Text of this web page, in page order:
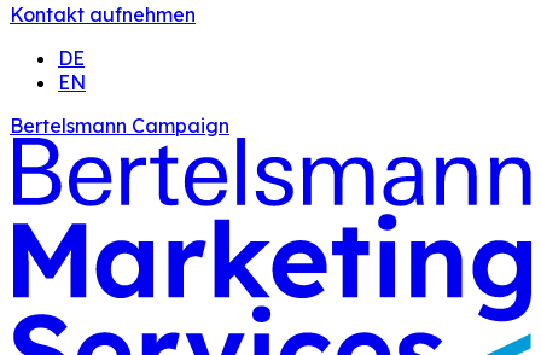
Kontakt aufnehmen
DE
EN
Bertelsmann Campaign